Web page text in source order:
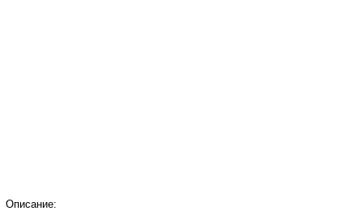
Описание: